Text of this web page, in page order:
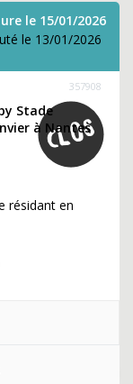
le 15/01/2026
le 13/01/2026
357908
Stade
à Nantes
résidant en